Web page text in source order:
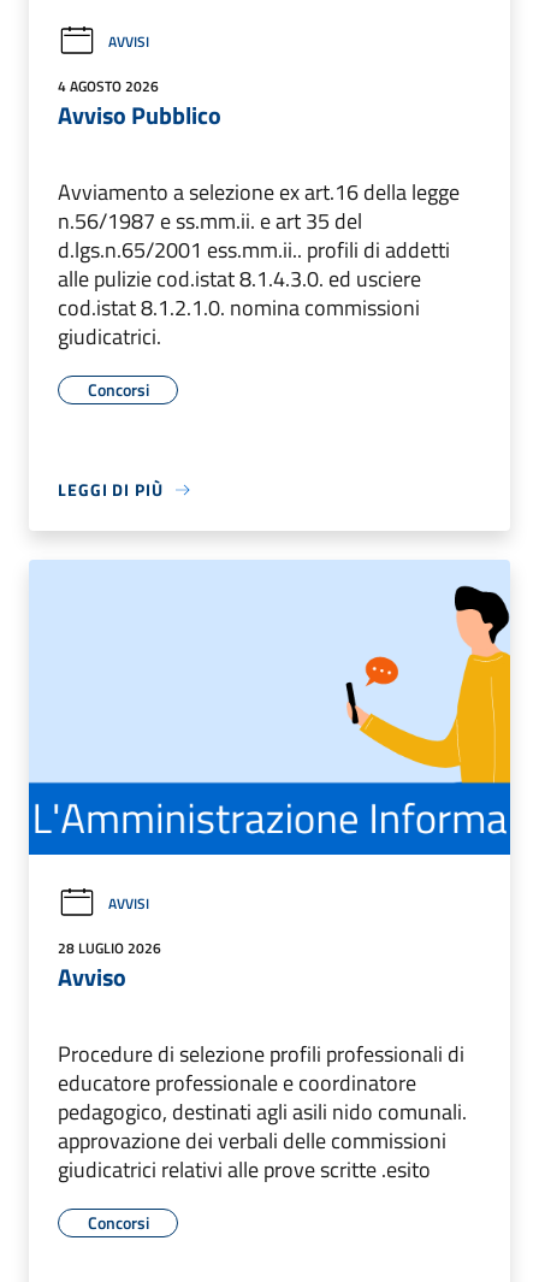
AVVISI
4 AGOSTO 2026
Avviso Pubblico
Avviamento a selezione ex art.16 della legge
n.56/1987 e ss.mm.ii. e art 35 del
d.lgs.n.65/2001 ess.mm.ii.. profili di addetti
alle pulizie cod.istat 8.1.4.3.0. ed usciere
cod.istat 8.1.2.1.0. nomina commissioni
giudicatrici.
Concorsi
LEGGI DI PIÙ
AVVISI
28 LUGLIO 2026
Avviso
Procedure di selezione profili professionali di
educatore professionale e coordinatore
pedagogico, destinati agli asili nido comunali.
approvazione dei verbali delle commissioni
giudicatrici relativi alle prove scritte .esito
Concorsi